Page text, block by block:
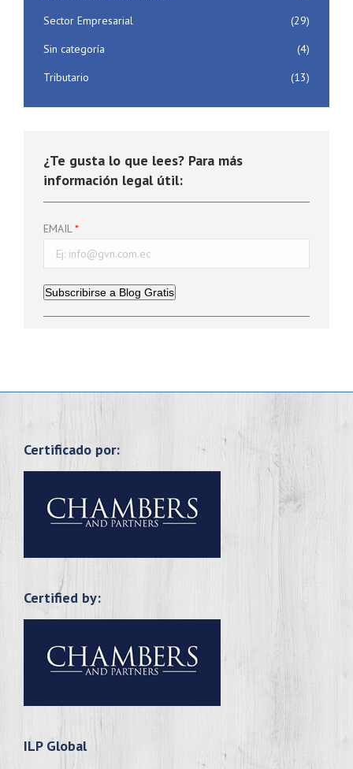
Sector Empresarial
(29)
Sin categoría
(4)
Tributario
(13)
¿Te gusta lo que lees? Para más
información legal útil:
EMAIL
Subscribirse a Blog Gratis
Certificado por:
Certified by:
ILP Global